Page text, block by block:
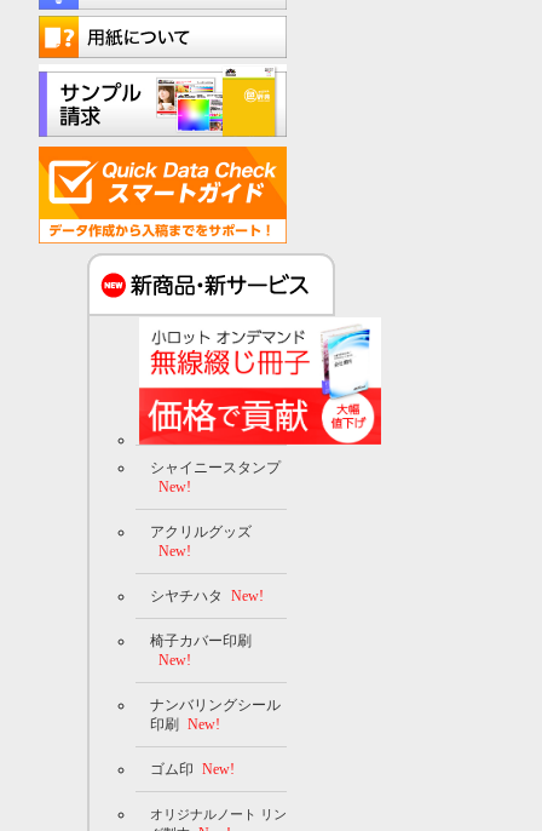
シャイニースタンプ
New!
アクリルグッズ
New!
シヤチハタ New!
椅子カバー印刷
New!
ナンバリングシール
印刷 New!
ゴム印 New!
オリジナルノート リン